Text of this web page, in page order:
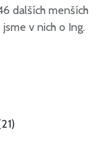
dalších menších
v nich o Ing.